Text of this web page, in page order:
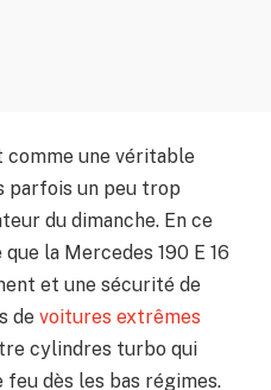
comme une véritable
parfois un peu trop
du dimanche. En ce
la Mercedes 190 E 16
et une sécurité de
de voitures extrêmes
cylindres turbo qui
dès les bas régimes.